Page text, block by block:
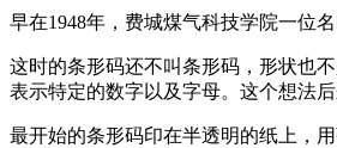
早在1948年，费城煤气科技学院一位
这时的条形码还不叫条形码，形状也
表示特定的数字以及字母。这个想法
最开始的条形码印在半透明的纸上，